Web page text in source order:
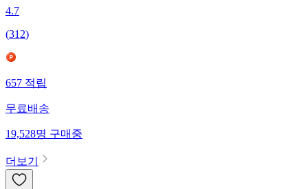
4.7
(312)
657적립
무료배송
19,528명구매중
더보기